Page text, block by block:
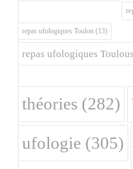
repas ufologiques Toulon (13)
repas ufologiques
théories (282)
ufologie (305)